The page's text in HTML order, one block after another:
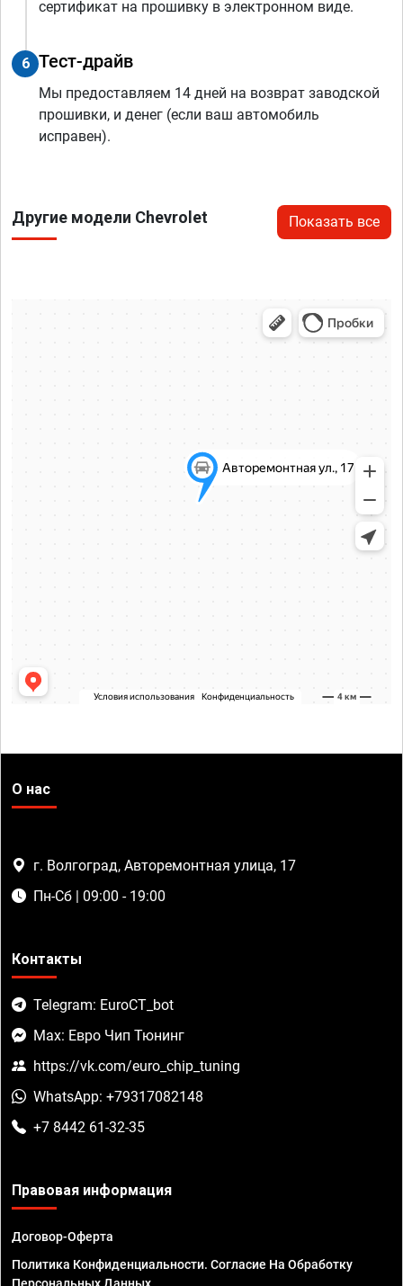
сертификат на прошивку в электронном виде.
6 Тест-драйв
Мы предоставляем 14 дней на возврат заводской
прошивки, и денег (если ваш автомобиль
исправен).
Другие модели Chevrolet Показать все
О нас
г. Волгоград, Авторемонтная улица, 17
Пн-Сб | 09:00 - 19:00
Контакты
Telegram: EuroCT_bot
Max: Евро Чип Тюнинг
https://vk.com/euro_chip_tuning
WhatsApp: +79317082148
+7 8442 61-32-35
Правовая информация
Договор-Оферта
Политика Конфиденциальности. Согласие На Обработку